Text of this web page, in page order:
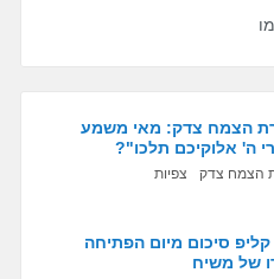
הצמח צדק: מאי משמע
ה' אלוקיכם תלכו"?
הצמח צדק צפיות
קליפ סיכום מיום הפתיחה
של משיח